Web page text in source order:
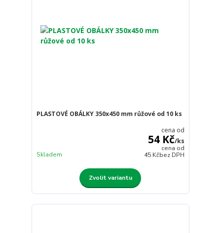
PLASTOVÉ OBÁLKY 350x450 mm růžové od 10 ks
cena od
54 Kč/ks
cena od
45 Kčbez DPH
Skladem
Zvolit variantu